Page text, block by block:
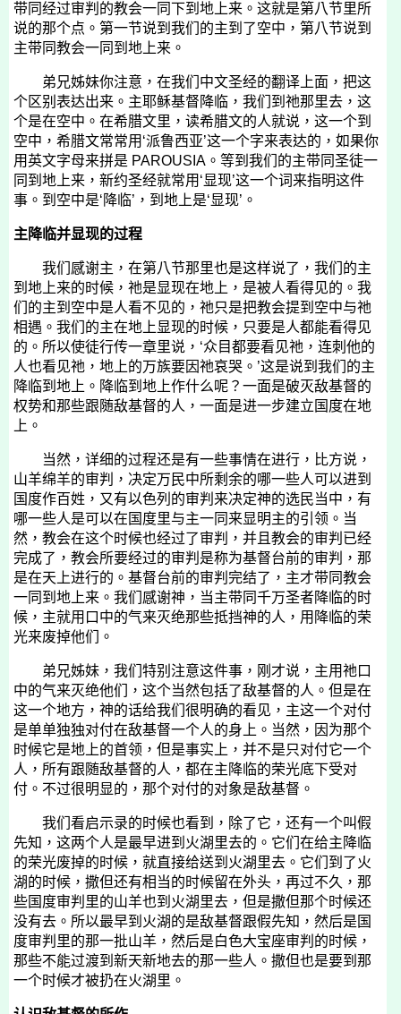
带同经过审判的教会一同下到地上来。这就是第八节里所
说的那个点。第一节说到我们的主到了空中，第八节说到
主带同教会一同到地上来。
弟兄姊妹你注意，在我们中文圣经的翻译上面，把这
个区别表达出来。主耶稣基督降临，我们到祂那里去，这
个是在空中。在希腊文里，读希腊文的人就说，这一个到
空中，希腊文常常用‘派鲁西亚’这一个字来表达的，如果你
用英文字母来拼是 PAROUSIA 。等到我们的主带同圣徒一
同到地上来，新约圣经就常用‘显现’这一个词来指明这件
事。到空中是‘降临’，到地上是‘显现’。
主降临并显现的过程
我们感谢主，在第八节那里也是这样说了，我们的主
到地上来的时候，祂是显现在地上，是被人看得见的。我
们的主到空中是人看不见的，祂只是把教会提到空中与祂
相遇。我们的主在地上显现的时候，只要是人都能看得见
的。所以使徒行传一章里说，‘众目都要看见祂，连刺他的
人也看见祂，地上的万族要因祂哀哭。’这是说到我们的主
降临到地上。降临到地上作什么呢？一面是破灭敌基督的
权势和那些跟随敌基督的人，一面是进一步建立国度在地
上。
当然，详细的过程还是有一些事情在进行，比方说，
山羊绵羊的审判，决定万民中所剩余的哪一些人可以进到
国度作百姓，又有以色列的审判来决定神的选民当中，有
哪一些人是可以在国度里与主一同来显明主的引领。当
然，教会在这个时候也经过了审判，并且教会的审判已经
完成了，教会所要经过的审判是称为基督台前的审判，那
是在天上进行的。基督台前的审判完结了，主才带同教会
一同到地上来。我们感谢神，当主带同千万圣者降临的时
候，主就用口中的气来灭绝那些抵挡神的人，用降临的荣
光来废掉他们。
弟兄姊妹，我们特别注意这件事，刚才说，主用祂口
中的气来灭绝他们，这个当然包括了敌基督的人。但是在
这一个地方，神的话给我们很明确的看见，主这一个对付
是单单独独对付在敌基督一个人的身上。当然，因为那个
时候它是地上的首领，但是事实上，并不是只对付它一个
人，所有跟随敌基督的人，都在主降临的荣光底下受对
付。不过很明显的，那个对付的对象是敌基督。
我们看启示录的时候也看到，除了它，还有一个叫假
先知，这两个人是最早进到火湖里去的。它们在给主降临
的荣光废掉的时候，就直接给送到火湖里去。它们到了火
湖的时候，撒但还有相当的时候留在外头，再过不久，那
些国度审判里的山羊也到火湖里去，但是撒但那个时候还
没有去。所以最早到火湖的是敌基督跟假先知，然后是国
度审判里的那一批山羊，然后是白色大宝座审判的时候，
那些不能过渡到新天新地去的那一些人。撒但也是要到那
一个时候才被扔在火湖里。